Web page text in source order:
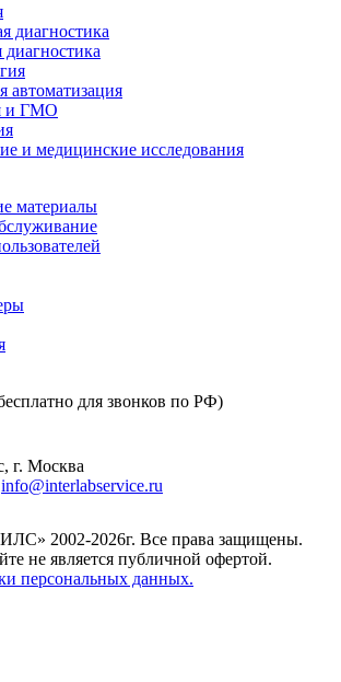
диагностика
автоматизация
и ГМО
и медицинские исследования
материалы
для звонков по РФ)
г. Москва
info@interlabservice.ru
2002-2026г. Все права защищены.
не является публичной офертой.
персональных данных.